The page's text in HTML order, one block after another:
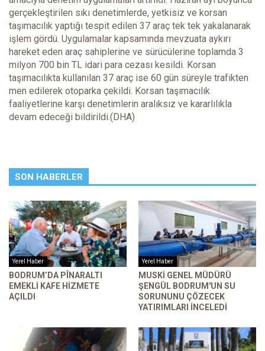
gerçekleştirilen sıkı denetimlerde, yetkisiz ve korsan
taşımacılık yaptığı tespit edilen 37 araç tek tek yakalanarak
işlem gördü. Uygulamalar kapsamında mevzuata aykırı
hareket eden araç sahiplerine ve sürücülerine toplamda 3
milyon 700 bin TL idari para cezası kesildi. Korsan
taşımacılıkta kullanılan 37 araç ise 60 gün süreyle trafikten
men edilerek otoparka çekildi. Korsan taşımacılık
faaliyetlerine karşı denetimlerin aralıksız ve kararlılıkla
devam edeceği bildirildi.(DHA)
SON HABERLER
Yerel Haber
BODRUM’DA PÎNARALTI
EMEKLI KAFE HIZMETE
AÇILDI
Yerel Haber
MUSKİ GENEL MÜDÜRÜ
ŞENGÜL BODRUM'UN SU
SORUNUNU ÇÖZECEK
YATIRIMLARI INCELEDI